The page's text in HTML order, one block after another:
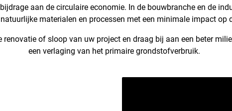
aan de circulaire economie. In de bouwbranche en de
materialen en processen met een minimale impact op
renovatie of sloop van uw project en draag bĳ aan een beter
een verlaging van het primaire grondstofverbruik.